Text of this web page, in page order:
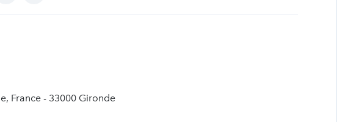
France - 33000 Gironde